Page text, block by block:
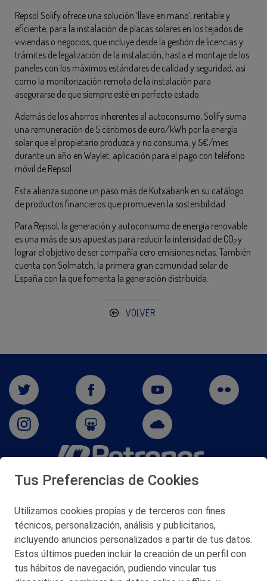
Repsol Solify ofrece una solución ‘llave en mano’, rentable y
eficiente, para la instalación de placas solares en los tejados de
viviendas o negocios, que incluye desde la gestión de licencias y
trámites de legalización de la instalación, hasta el montaje de los
paneles con los máximos estándares de calidad y seguridad, así
como la monitorización remota de la instalación para
asegurarse de que siempre esté en perfecto estado.
Además de los ahorros inherentes al autoconsumo, Solify suma
una remuneración de 5 céntimos de euro/kWh por la energía
solar que el propietario produzca y no consuma, y 5€/mes
durante un año en Waylet, aplicación para el pago con teléfono
móvil de Repsol.
Esta alianza supone un paso más de Kutxabank en su catálogo
de productos financieros que promueven la sostenibilidad.
Para Repsol, la generación y autoconsumo de energía renovable
es una más de sus apuestas para reducir la intensidad de CO2y
lograr el objetivo de ser compañía cero emisiones netas. También
cuenta con Solmatch, la primera gran comunidad solar de
España con la que fomenta la generación distribuida.
VOLVER
San Martín 5-Edificio Muñatones,
© 2026 Petronor S.A.
Tus Preferencias de Cookies
Utilizamos cookies propias y de terceros con fines
técnicos, personalización, análisis y publicitarios,
incluyendo anuncios personalizados a partir de tus datos.
Estos últimos pueden incluir la creación de un perfil con
tus hábitos de navegación, pudiendo vincular tus